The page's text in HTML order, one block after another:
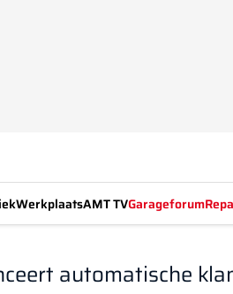
WerkplaatsAMT TVGarageforum
automatische